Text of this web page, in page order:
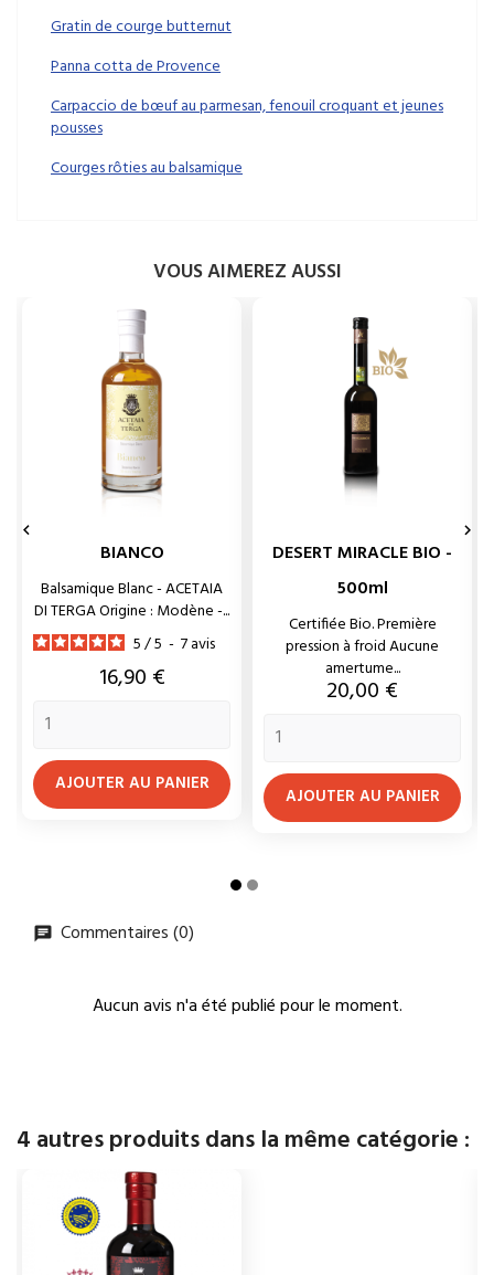
Gratin de courge butternut
Panna cotta de Provence
Carpaccio de bœuf au parmesan, fenouil croquant et jeunes
pousses
Courges rôties au balsamique
VOUS AIMEREZ AUSSI
BIANCO
Balsamique Blanc - ACETAIA
DI TERGA Origine : Modène -...
5/5 - 7avis
Prix
16,90 €
AJOUTER AU PANIER
DESERT MIRACLE BIO -
500ml
Certifiée Bio. Première
pression à froid Aucune
amertume...
Prix
20,00 €
AJOUTER AU PANIER
 
Commentaires (0)
Aucun avis n'a été publié pour le moment.
4 autres produits dans la même catégorie :